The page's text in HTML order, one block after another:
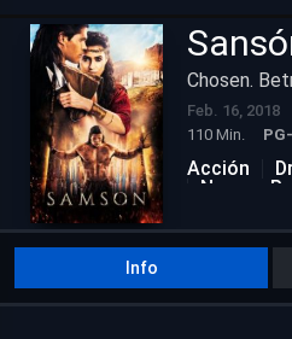
Chosen.
Feb. 16, 2018
110 Min.
Acción
Nuevas
Info